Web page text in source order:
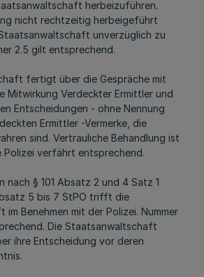
herbeizuführen.
nicht rechtzeitig herbeigeführt
unverzüglich zu
2.5 gilt entsprechend.
fertigt über die Gespräche mit
Mitwirkung Verdeckter Ermittler und
Entscheidungen - ohne Nennung
Ermittler -Vermerke, die
sind. Vertrauliche Behandlung ist
Polizei verfährt entsprechend.
nach § 101 Absatz 2 und 4 Satz 1
5 bis 7 StPO trifft die
Benehmen mit der Polizei. Nummer
Die Staatsanwaltschaft
ihre Entscheidung vor deren